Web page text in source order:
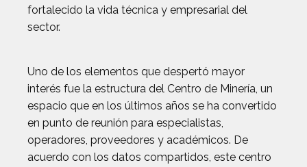
fortalecido la vida técnica y empresarial del
sector.
Uno de los elementos que despertó mayor
interés fue la estructura del Centro de Minería, un
espacio que en los últimos años se ha convertido
en punto de reunión para especialistas,
operadores, proveedores y académicos. De
acuerdo con los datos compartidos, este centro